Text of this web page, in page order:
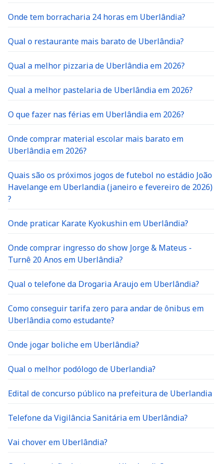
Onde tem borracharia 24 horas em Uberlândia?
Qual o restaurante mais barato de Uberlândia?
Qual a melhor pizzaria de Uberlândia em 2026?
Qual a melhor pastelaria de Uberlândia em 2026?
O que fazer nas férias em Uberlândia em 2026?
Onde comprar material escolar mais barato em
Uberlândia em 2026?
Quais são os próximos jogos de futebol no estádio João
Havelange em Uberlandia (janeiro e fevereiro de 2026)
?
Onde praticar Karate Kyokushin em Uberlândia?
Onde comprar ingresso do show Jorge & Mateus -
Turnê 20 Anos em Uberlândia?
Qual o telefone da Drogaria Araujo em Uberlândia?
Como conseguir tarifa zero para andar de ônibus em
Uberlândia como estudante?
Onde jogar boliche em Uberlândia?
Qual o melhor podólogo de Uberlandia?
Edital de concurso público na prefeitura de Uberlandia
Telefone da Vigilância Sanitária em Uberlândia?
Vai chover em Uberlândia?